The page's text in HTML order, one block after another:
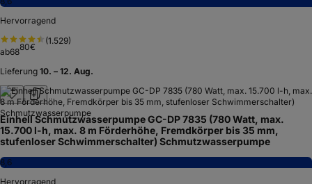
Hervorragend
(1.529)
ab6880€
Lieferung 10. – 12. Aug.
Einhell Schmutzwasserpumpe GC-DP 7835 (780 Watt, max.
15.700 l-h, max. 8 m Förderhöhe, Fremdkörper bis 35 mm,
stufenloser Schwimmerschalter) Schmutzwasserpumpe
8,6
Hervorragend